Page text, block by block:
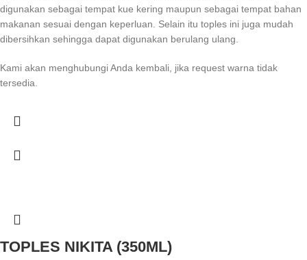
digunakan sebagai tempat kue kering maupun sebagai tempat bahan
makanan sesuai dengan keperluan. Selain itu toples ini juga mudah
dibersihkan sehingga dapat digunakan berulang ulang.
Kami akan menghubungi Anda kembali, jika request warna tidak
tersedia.
TOPLES NIKITA (350ML)